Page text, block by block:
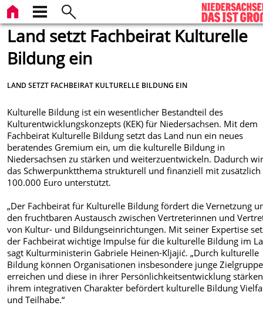
Land setzt Fachbeirat Kulturelle
Bildung ein
LAND SETZT FACHBEIRAT KULTURELLE BILDUNG EIN
Kulturelle Bildung ist ein wesentlicher Bestandteil des
Kulturentwicklungskonzepts (KEK) für Niedersachsen. Mit dem
Fachbeirat Kulturelle Bildung setzt das Land nun ein neues
beratendes Gremium ein, um die kulturelle Bildung in
Niedersachsen zu stärken und weiterzuentwickeln. Dadurch
das Schwerpunktthema strukturell und finanziell mit zusätzlich
100.000 Euro unterstützt.
„Der Fachbeirat für Kulturelle Bildung fördert die Vernetzung
den fruchtbaren Austausch zwischen Vertreterinnen und
von Kultur- und Bildungseinrichtungen. Mit seiner Expertise
der Fachbeirat wichtige Impulse für die kulturelle Bildung im
sagt Kulturministerin Gabriele Heinen-Kljajić. „Durch kulturelle
Bildung können Organisationen insbesondere junge
erreichen und diese in ihrer Persönlichkeitsentwicklung
ihrem integrativen Charakter befördert kulturelle Bildung
und Teilhabe.“